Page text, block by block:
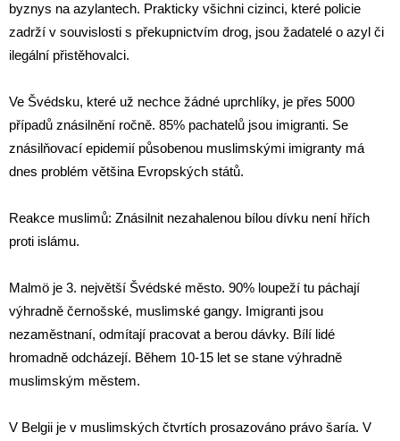
byznys na azylantech. Prakticky všichni cizinci, které policie
zadrží v souvislosti s překupnictvím drog, jsou žadatelé o azyl či
ilegální přistěhovalci.
Ve Švédsku, které už nechce žádné uprchlíky, je přes 5000
případů znásilnění ročně. 85% pachatelů jsou imigranti. Se
znásilňovací epidemií působenou muslimskými imigranty má
dnes problém většina Evropských států.
Reakce muslimů: Znásilnit nezahalenou bílou dívku není hřích
proti islámu.
Malmö je 3. největší Švédské město. 90% loupeží tu páchají
výhradně černošské, muslimské gangy. Imigranti jsou
nezaměstnaní, odmítají pracovat a berou dávky. Bílí lidé
hromadně odcházejí. Během 10-15 let se stane výhradně
muslimským městem.
V Belgii je v muslimských čtvrtích prosazováno právo šaría. V